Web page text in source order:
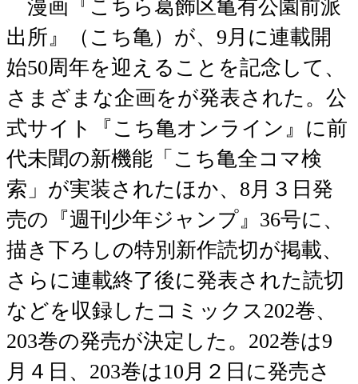
漫画『こちら葛飾区亀有公園前派
出所』（こち亀）が、9月に連載開
始50周年を迎えることを記念して、
さまざまな企画をが発表された。公
式サイト『こち亀オンライン』に前
代未聞の新機能「こち亀全コマ検
索」が実装されたほか、8月３日発
売の『週刊少年ジャンプ』36号に、
描き下ろしの特別新作読切が掲載、
さらに連載終了後に発表された読切
などを収録したコミックス202巻、
203巻の発売が決定した。202巻は9
月４日、203巻は10月２日に発売さ